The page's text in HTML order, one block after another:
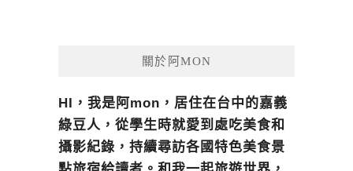
關於阿MON
HI，我是阿mon，居住在台中的嘉義
綠豆人，從學生時就愛到處吃美食和
攝影紀錄，持續尋訪各國特色美食景